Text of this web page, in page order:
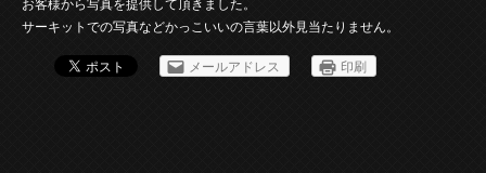
お客様から写真を提供して頂きました。
サーキットでの写真などかっこいいの言葉以外見当たりません。
メールアドレス 印刷